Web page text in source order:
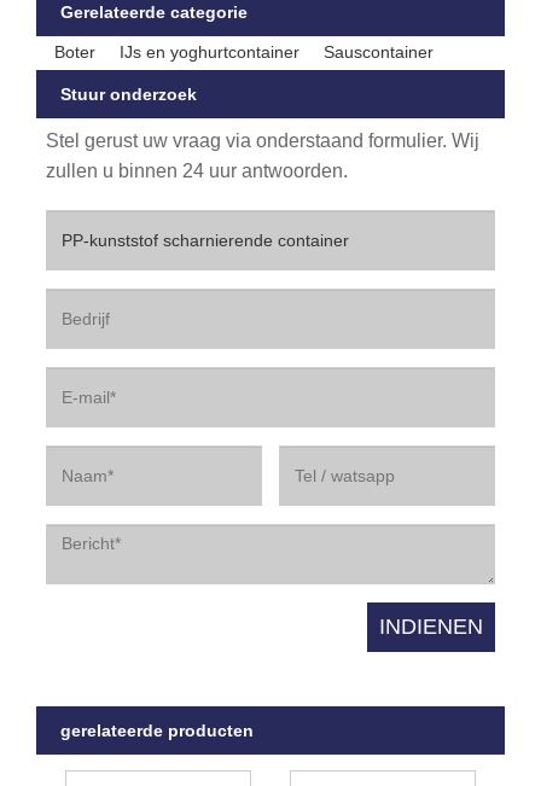
Gerelateerde categorie
Boter IJs en yoghurtcontainer Sauscontainer
Stuur onderzoek
Stel gerust uw vraag via onderstaand formulier. Wij
zullen u binnen 24 uur antwoorden.
gerelateerde producten